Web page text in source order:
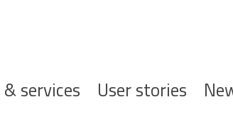
services User stories